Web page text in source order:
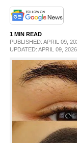
PHOTOS
LIFESTYLE
SPIRITUAL
1 MIN READ
PUBLISHED: APRIL 09,
UPDATED: APRIL 09,